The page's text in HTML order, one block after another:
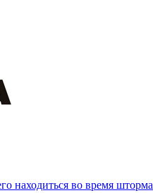
находиться во время шторма